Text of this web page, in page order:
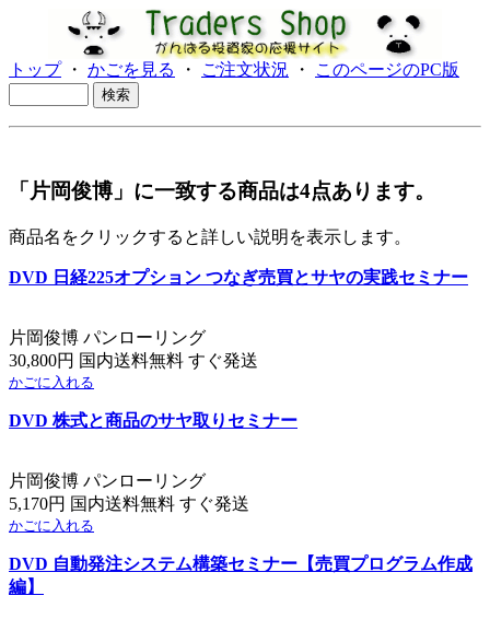
トップ・ かごを見る ・ ご注文状況 ・ このページのPC版
「片岡俊博」に一致する商品は4点あります。
商品名をクリックすると詳しい説明を表示します。
DVD 日経225オプション つなぎ売買とサヤの実践セミナー
片岡俊博 パンローリング
30,800円 国内送料無料 すぐ発送
かごに入れる
DVD 株式と商品のサヤ取りセミナー
片岡俊博 パンローリング
5,170円 国内送料無料 すぐ発送
かごに入れる
DVD 自動発注システム構築セミナー【売買プログラム作成
編】